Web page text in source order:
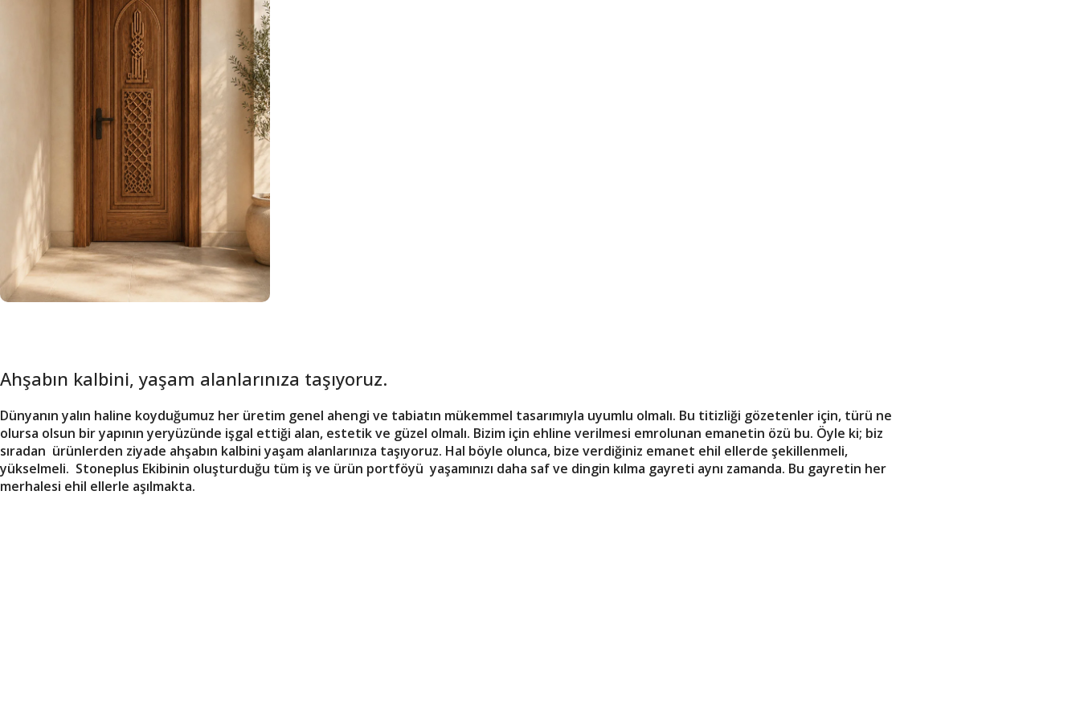
Daha Doğal
Kapıları İncele
Ahşabın kalbini, yaşam alanlarınıza taşıyoruz.
Dünyanın yalın haline koyduğumuz her üretim genel ahengi ve tabiatın mükemmel tasarımıyla uyumlu olmalı. Bu titizliği gözetenler için, türü ne
olursa olsun bir yapının yeryüzünde işgal ettiği alan, estetik ve güzel olmalı. Bizim için ehline verilmesi emrolunan emanetin özü bu. Öyle ki; biz
sıradan ürünlerden ziyade ahşabın kalbini yaşam alanlarınıza taşıyoruz. Hal böyle olunca, bize verdiğiniz emanet ehil ellerde şekillenmeli,
yükselmeli. Stoneplus Ekibinin oluşturduğu tüm iş ve ürün portföyü yaşamınızı daha saf ve dingin kılma gayreti aynı zamanda. Bu gayretin her
merhalesi ehil ellerle aşılmakta.